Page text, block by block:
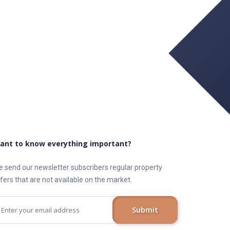
to know everything important?
send our newsletter subscribers regular property
that are not available on the market.
Submit